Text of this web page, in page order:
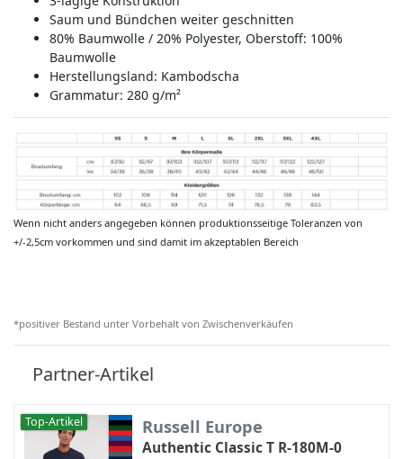
Saum und Bündchen weiter geschnitten
80% Baumwolle / 20% Polyester, Oberstoff: 100%
Baumwolle
Herstellungsland: Kambodscha
Grammatur: 280 g/m²
Wenn nicht anders angegeben können produktionsseitige Toleranzen von
+/-2,5cm vorkommen und sind damit im akzeptablen Bereich
*positiver Bestand unter Vorbehalt von Zwischenverkäufen
Partner-Artikel
Top-Artikel Russell Europe
Authentic Classic T R-180M-0